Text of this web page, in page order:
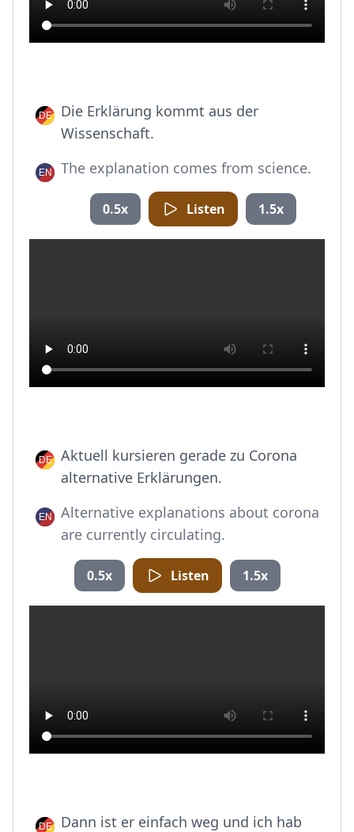
Die Erklärung kommt aus der
Wissenschaft.
The explanation comes from science.
0.5x Listen 1.5x
Aktuell kursieren gerade zu Corona
alternative Erklärungen.
Alternative explanations about corona
are currently circulating.
0.5x Listen 1.5x
Dann ist er einfach weg und ich hab